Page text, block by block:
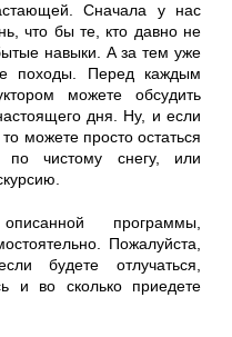
Сначала у нас
что бы те, кто давно не
навыки. А за тем уже
походы. Перед каждым
можете обсудить
дня. Ну, и если
можете просто остаться
по чистому снегу, или
программы,
Пожалуйста,
будете отлучаться,
и во сколько приедете